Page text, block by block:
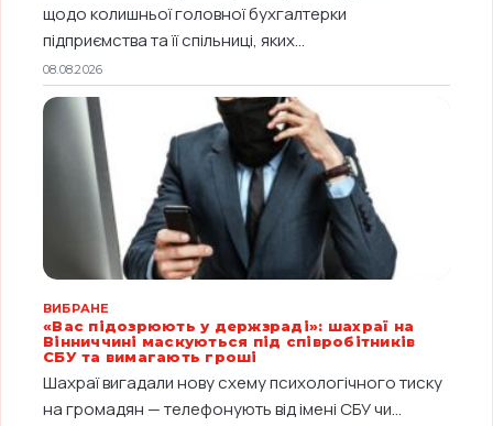
щодо колишньої головної бухгалтерки
підприємства та її спільниці, яких...
08.08.2026
ВИБРАНЕ
«Вас підозрюють у держзраді»: шахраї на
Вінниччині маскуються під співробітників
СБУ та вимагають гроші
Шахраї вигадали нову схему психологічного тиску
на громадян — телефонують від імені СБУ чи...